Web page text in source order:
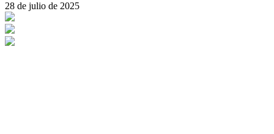
28 de julio de 2025